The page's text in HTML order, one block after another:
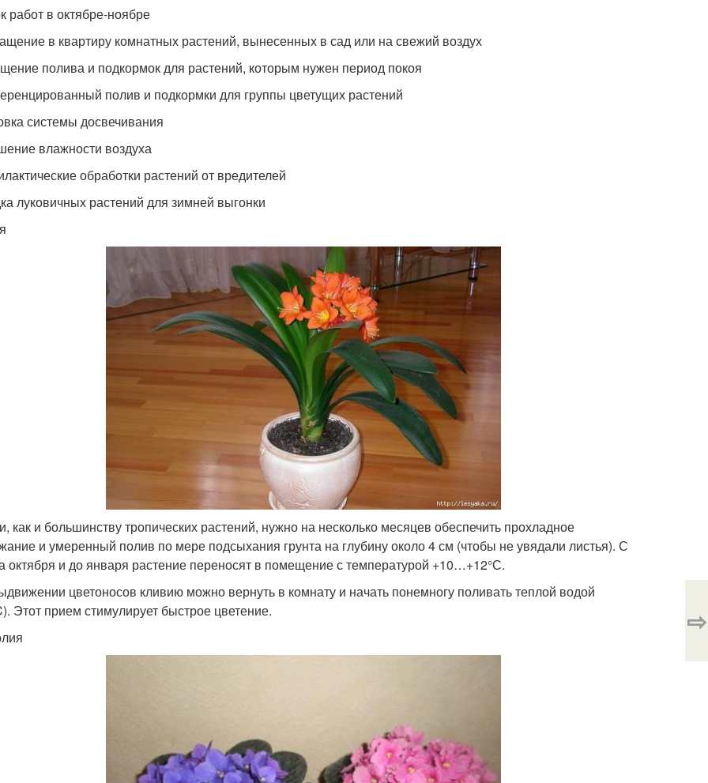
работ в октябре-ноябре
в квартиру комнатных растений, вынесенных в сад или на свежий воздух
полива и подкормок для растений, которым нужен период покоя
полив и подкормки для группы цветущих растений
системы досвечивания
влажности воздуха
обработки растений от вредителей
луковичных растений для зимней выгонки
как и большинству тропических растений, нужно на несколько месяцев обеспечить прохладное
и умеренный полив по мере подсыхания грунта на глубину около 4 см (чтобы не увядали листья). С
октября и до января растение переносят в помещение с температурой +10…+12°С.
цветоносов кливию можно вернуть в комнату и начать понемногу поливать теплой водой
Этот прием стимулирует быстрое цветение.
⇨